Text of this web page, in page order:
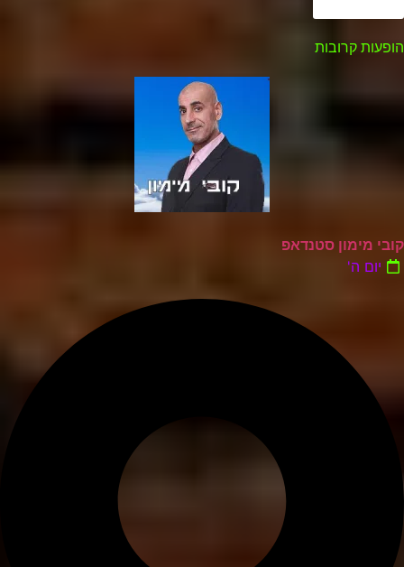
הופעות קרובות
קובי מימון סטנדאפ
יום ה'